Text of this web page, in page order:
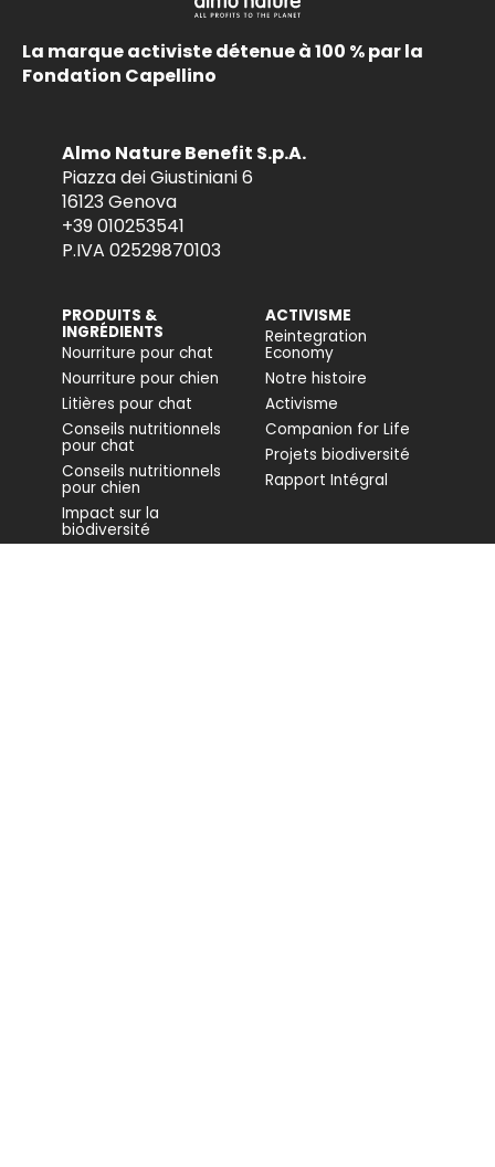
La marque activiste détenue à 100 % par la
Fondation Capellino
Almo Nature Benefit S.p.A.
Piazza dei Giustiniani 6
16123 Genova
+39 010253541
P.IVA 02529870103
PRODUITS &
INGRÉDIENTS
Nourriture pour chat
Nourriture pour chien
Litières pour chat
Conseils nutritionnels
pour chat
Conseils nutritionnels
pour chien
Impact sur la
biodiversité
ACTIVISME
Reintegration
Economy
Notre histoire
Activisme
Companion for Life
Projets biodiversité
Rapport Intégral